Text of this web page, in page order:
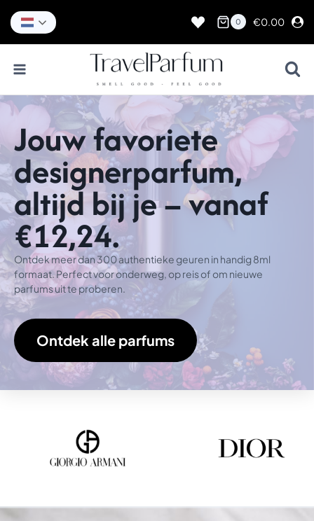
naar
inhoud
0 €0.00
Jouw favoriete
designerparfum,
altijd bij je – vanaf
€12,24.
Ontdek meer dan 300 authentieke geuren in handig 8ml
formaat. Perfect voor onderweg, op reis of om nieuwe
parfums uit te proberen.
Ontdek alle parfums